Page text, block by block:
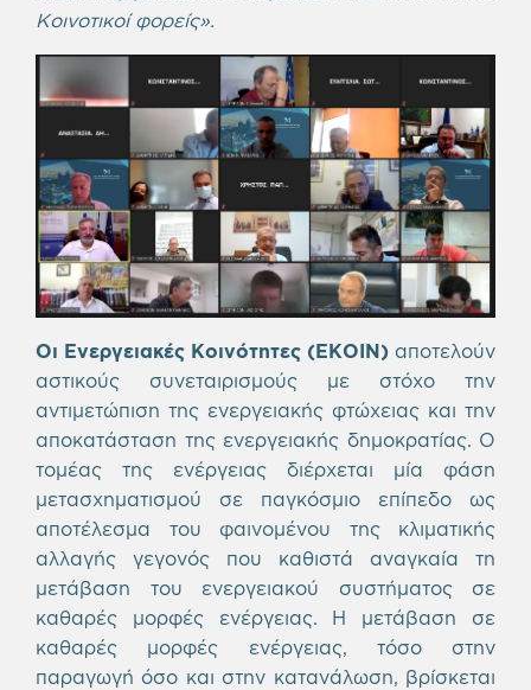
Κοινοτικοί φορείς».
Οι Ενεργειακές Κοινότητες (ΕΚΟΙΝ) αποτελούν
αστικούς συνεταιρισμούς με στόχο την
αντιμετώπιση της ενεργειακής φτώχειας και την
αποκατάσταση της ενεργειακής δημοκρατίας. Ο
τομέας της ενέργειας διέρχεται μία φάση
μετασχηματισμού σε παγκόσμιο επίπεδο ως
αποτέλεσμα του φαινομένου της κλιματικής
αλλαγής γεγονός που καθιστά αναγκαία τη
μετάβαση του ενεργειακού συστήματος σε
καθαρές μορφές ενέργειας. Η μετάβαση σε
καθαρές μορφές ενέργειας, τόσο στην
παραγωγή όσο και στην κατανάλωση, βρίσκεται